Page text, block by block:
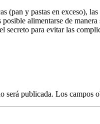
(pan y pastas en exceso), las
alimentarse de
secreto para evitar las
será publicada. Los campos